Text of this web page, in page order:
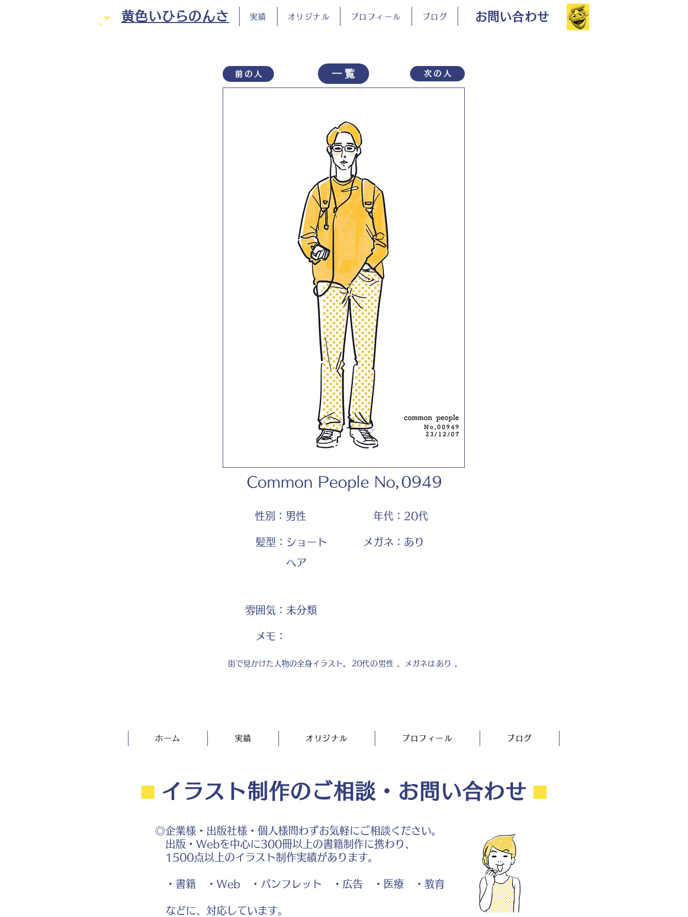
黄色いひらのんさ 実績 オリジナル プロフィール ブログ お問い合わせ
前の人 一覧 次の人
Common People No, 0949
性別： 男性
髪型： ショート
ヘア
年代： 20代
メガネ： あり
雰囲気： 未分類
​メモ：
街で見かけた人物の全身イラスト。 20代の 男性 、メガネは あり 。
ホーム 実績 オリジナル プロフィール ブログ
⬛︎ イラスト制作のご相談・お問い合わせ ⬛︎
◎企業様・出版社様・個人様問わずお気軽にご相談ください。
出版・Webを中心に300冊以上の書籍制作に携わり、
1500点以上のイラスト制作実績があります。
・書籍 ・Web ・パンフレット ・広告 ・医療 ・教育
などに、対応しています。